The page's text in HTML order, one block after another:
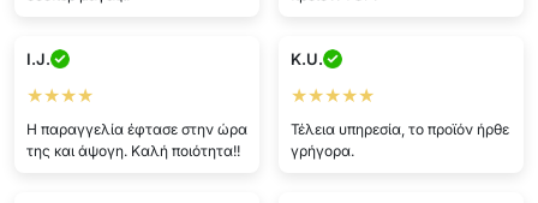
I.J.
★★★★
Η παραγγελία έφτασε στην ώρα
της και άψογη. Καλή ποιότητα!!
K.U.
★★★★★
Τέλεια υπηρεσία, το προϊόν ήρθε
γρήγορα.